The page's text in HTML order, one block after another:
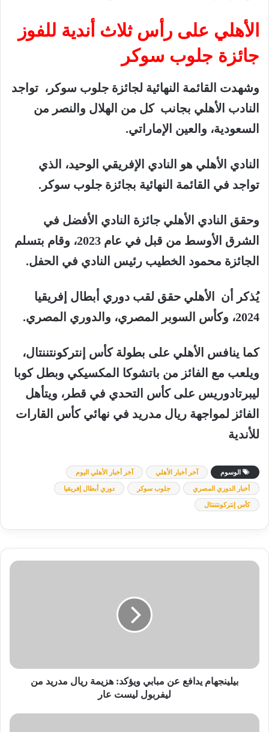
الأهلي على رأس ثلاث أندية للفوز
جائزة جلوب سوكر
وشهدت القائمة النهائية لجائزة جلوب سوكر، تواجد
النادب الأهلي بجانب كل من الهلال والنصر من
السعودية، والعين الإماراتي.
النادي الأهلي هو النادي الإفريقي الوحيد،
الذي
تواجد في القائمة النهائية بجائزة جلوب سوكر .
وحقق النادي الأهلي جائزة النادي الأفضل في
الشرق الأوسط من قبل في عام ، وقام بتسلم
الجائزة محمود الخطيب رئيس النادي في الحفل.
يُذكر أن الأهلي حقق لقب دوري أبطال إفريقيا
2024، وكأس السوبر المصري، والدوري المصري.
كما ينافس الأهلي على بطولة كأس إنتركونتننتال،
ويلعب مع الفائز من باتشوكا المكسيكي وبطل كوبا
ليبرتادوريس على كأس التحدي في قطر، ويتأهل
الفائز لمواجهة ريال مدريد في نهائي كأس القارات
للأندية
الوسوم آخر أخبار الأهلي آخر أخبار الأهلي اليوم
أخبار الدوري المصري جلوب سوكر دوري أبطال إفريقيا
كأس إنتركونتننتال
بيلينجهام
من
ليفربولبيلينجهام يدافع عن مبابي ويؤكد: هزيمة ريال مدريد من
ليفربول ليست عار
"صلاح